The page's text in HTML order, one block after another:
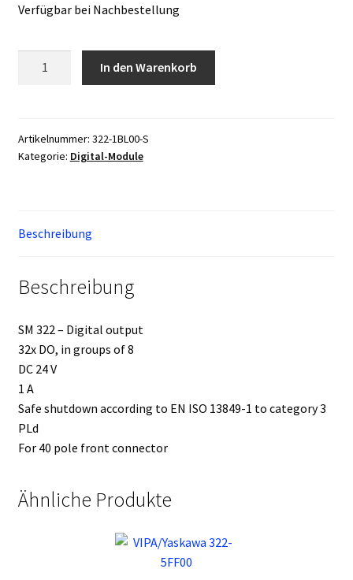
Verfügbar bei Nachbestellung
Menge
In den Warenkorb
Artikelnummer: 322-1BL00-S
Kategorie: Digital-Module
Beschreibung
Beschreibung
SM 322 – Digital output
32x DO, in groups of 8
DC 24 V
1 A
Safe shutdown according to EN ISO 13849-1 to category 3
PLd
For 40 pole front connector
Ähnliche Produkte